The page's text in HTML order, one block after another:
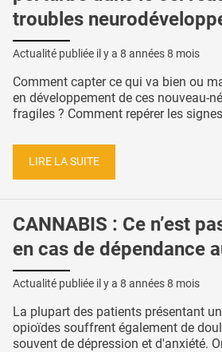
troubles
Actualité publiée il y a 8 années 8 mois
Comment capter ce qui va bien ou
en développement de ces nouveau-
fragiles ? Comment repérer les
LIRE LA SUITE
CANNABIS : Ce n’est
en cas de dépendance
Actualité publiée il y a 8 années 8 mois
La plupart des patients présentant
opioïdes souffrent également de
souvent de dépression et d'anxiété.